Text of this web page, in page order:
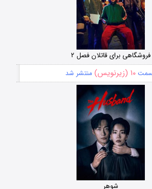
فروشگاهی برای قاتلان فصل ۲
۱۰ (زیرنویس) منتشر شد
شوهر